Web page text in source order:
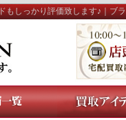
もしっかり評価致します♪｜ブ